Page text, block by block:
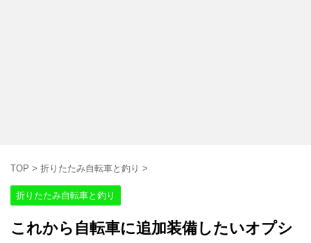
TOP > 折りたたみ自転車と釣り >
折りたたみ自転車と釣り
これから自転車に追加装備したいオプシ